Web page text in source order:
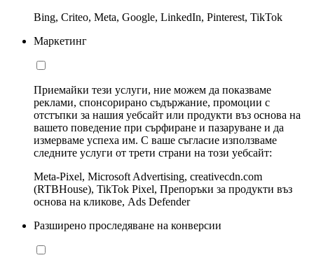
Bing, Criteo, Meta, Google, LinkedIn, Pinterest, TikTok
Маркетинг
Приемайки тези услуги, ние можем да показваме
реклами, спонсорирано съдържание, промоции с
отстъпки за нашия уебсайт или продукти въз основа на
вашето поведение при сърфиране и пазаруване и да
измерваме успеха им. С ваше съгласие използваме
следните услуги от трети страни на този уебсайт:
Meta-Pixel, Microsoft Advertising, creativecdn.com
(RTBHouse), TikTok Pixel, Препоръки за продукти въз
основа на кликове, Ads Defender
Разширено проследяване на конверсии